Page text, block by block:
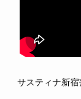
サスティナ新